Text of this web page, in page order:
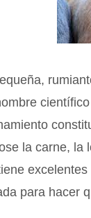
la carne, la
para hacer